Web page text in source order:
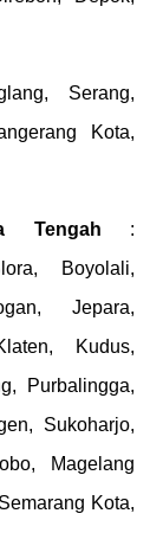
Serang,
Kota,
Tengah :
Boyolali,
Jepara,
Kudus,
Purbalingga,
Sukoharjo,
Magelang
Kota,